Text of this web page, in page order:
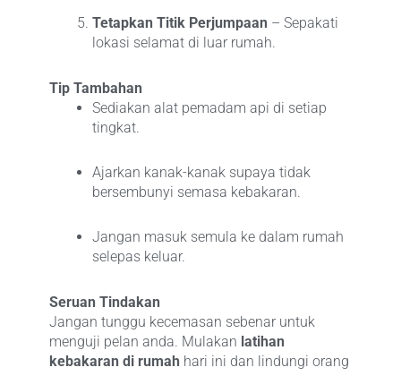
Tetapkan Titik Perjumpaan – Sepakati
lokasi selamat di luar rumah.
Tip Tambahan
Sediakan alat pemadam api di setiap
tingkat.
Ajarkan kanak-kanak supaya tidak
bersembunyi semasa kebakaran.
Jangan masuk semula ke dalam rumah
selepas keluar.
Seruan Tindakan
Jangan tunggu kecemasan sebenar untuk
menguji pelan anda. Mulakan latihan
kebakaran di rumah hari ini dan lindungi orang